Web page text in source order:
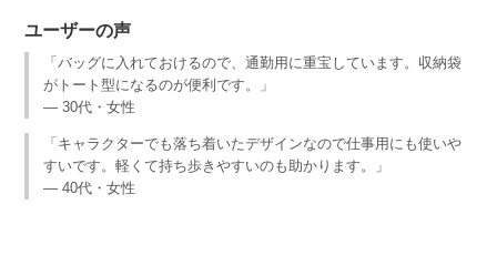
ユーザーの声
「バッグに入れておけるので、通勤用に重宝しています。収納袋
がトート型になるのが便利です。」
— 30代・女性
「キャラクターでも落ち着いたデザインなので仕事用にも使いや
すいです。軽くて持ち歩きやすいのも助かります。」
— 40代・女性